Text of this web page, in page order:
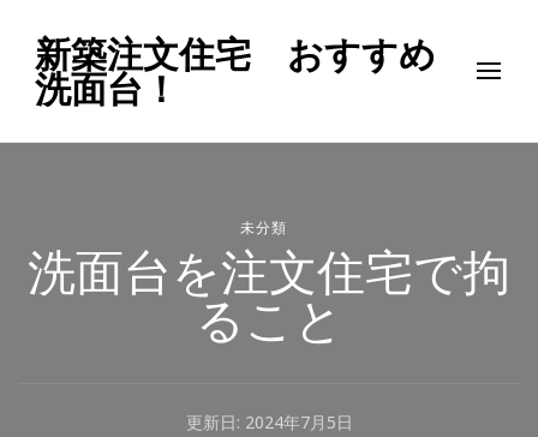
新築注文住宅 おすすめ
洗面台！
未分類
洗面台を注文住宅で拘
ること
更新日: 2024年7月5日